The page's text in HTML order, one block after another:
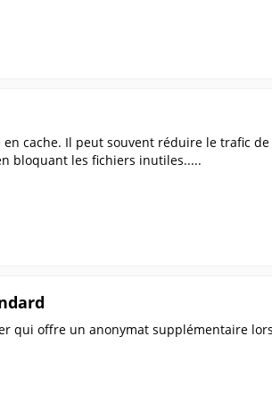
cache. Il peut souvent réduire le trafic
bloquant les fichiers inutiles.....
qui offre un anonymat supplémentaire